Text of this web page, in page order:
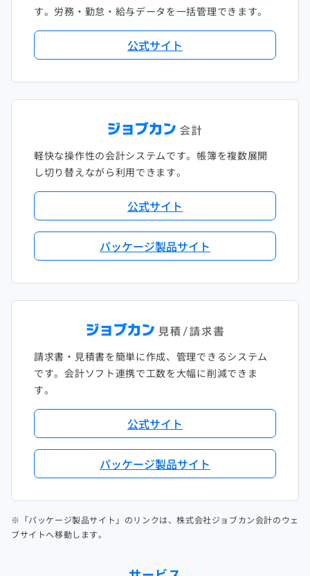
す。労務・勤怠・給与データを一括管理できます。
公式サイト
軽快な操作性の会計システムです。帳簿を複数展開
し切り替えながら利用できます。
公式サイト
パッケージ製品サイト
請求書・見積書を簡単に作成、管理できるシステム
です。会計ソフト連携で工数を大幅に削減できま
す。
公式サイト
パッケージ製品サイト
※「パッケージ製品サイト」のリンクは、株式会社ジョブカン会計のウェ
ブサイトへ移動します。